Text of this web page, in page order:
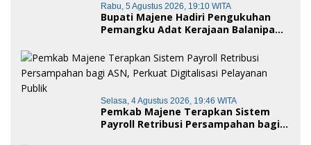
Rabu, 5 Agustus 2026, 19:10 WITA
Bupati Majene Hadiri Pengukuhan
Pemangku Adat Kerajaan Balanipa
Kehormatan Adat
Selasa, 4 Agustus 2026, 19:46 WITA
Pemkab Majene Terapkan Sistem
Payroll Retribusi Persampahan bagi